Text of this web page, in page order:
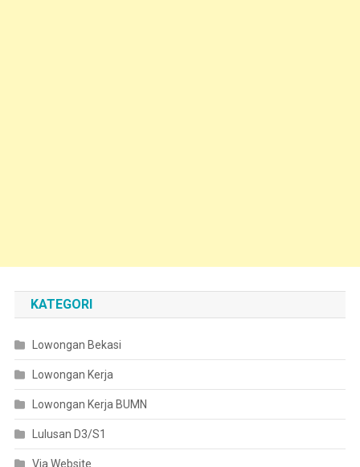
KATEGORI
Lowongan Bekasi
Lowongan Kerja
Lowongan Kerja BUMN
Lulusan D3/S1
Via Website